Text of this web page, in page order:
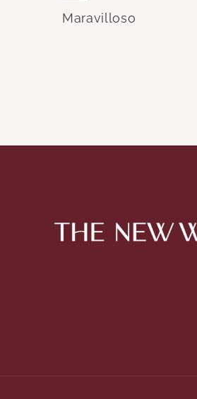
Maravilloso